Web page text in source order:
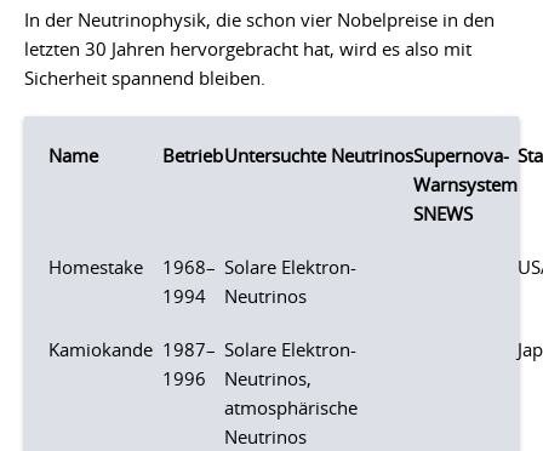
In der Neutrinophysik, die schon vier Nobelpreise in den
letzten 30 Jahren hervorgebracht hat, wird es also mit
Sicherheit spannend bleiben.
Name BetriebUntersuchte NeutrinosSupernova-
Warnsystem
SNEWS
Homestake
1968–
1994
Solare Elektron-
Neutrinos
Kamiokande 1987–
1996
Solare Elektron-
Neutrinos,
atmosphärische
Neutrinos